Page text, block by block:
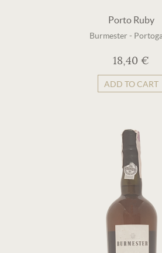
Porto Ruby
Burmester-
18,40 €
ADD TO CART